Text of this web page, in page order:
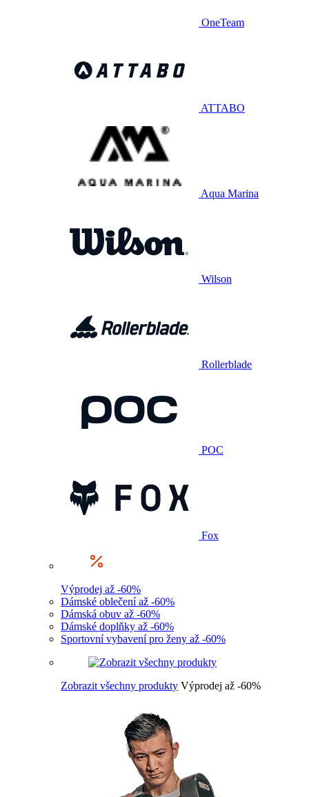
OneTeam
ATTABO
Aqua Marina
Wilson
Rollerblade
POC
Fox
Výprodej až -60%
Dámské oblečení až -60%
Dámská obuv až -60%
Dámské doplňky až -60%
Sportovní vybavení pro ženy až -60%
Zobrazit všechny produkty Výprodej až -60%